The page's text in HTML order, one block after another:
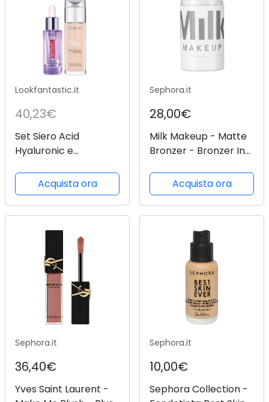
Lookfantastic.it
40,23€
Set Siero Acid
Hyaluronic e
Hyaluronic True
Match L'Oreal Paris
(varie tonalità) - 2N
Acquista ora
Sephora.it
28,00€
Milk Makeup - Matte
Bronzer - Bronzer In
- mini Stick Matte
Bronzer Baked -
Donna
Acquista ora
Sephora.it
36,40€
Yves Saint Laurent -
Sephora.it
10,00€
Sephora Collection -